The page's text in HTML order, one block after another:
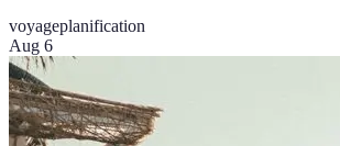
voyageplanification
Aug 6